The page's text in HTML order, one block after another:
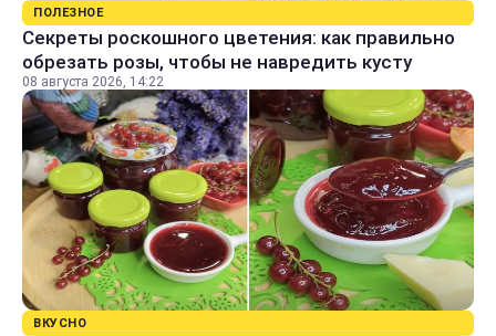
ПОЛЕЗНОЕ
Секреты роскошного цветения: как правильно
обрезать розы, чтобы не навредить кусту
08 августа 2026, 14:22
ВКУСНО